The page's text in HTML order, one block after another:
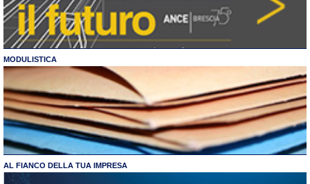
MODULISTICA
AL FIANCO DELLA TUA IMPRESA